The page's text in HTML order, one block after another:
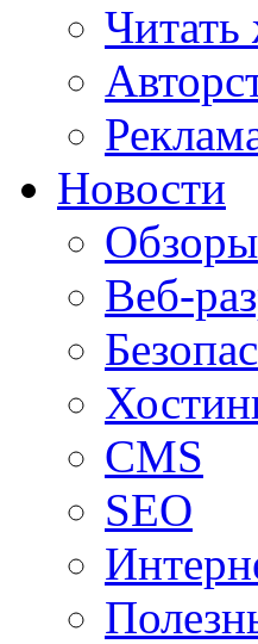
Читать
Новости
Обзоры
Веб-
CMS
SEO